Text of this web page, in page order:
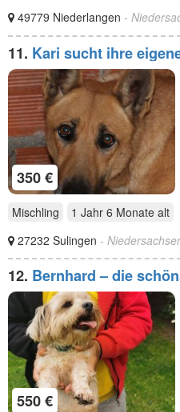
49779 Niederlangen -
11. Kari sucht ihre
350 €
Mischling 1 Jahr 6 Monate alt
27232 Sulingen -
12. Bernhard – die
beginnen
550 €